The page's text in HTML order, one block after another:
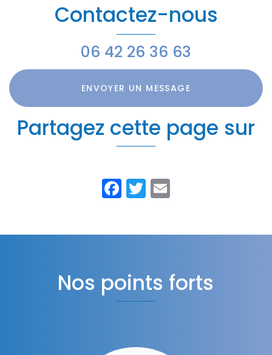
Contactez-nous
06 42 26 36 63
ENVOYER UN MESSAGE
Partagez cette page sur
Facebook
Twitter
Nos points forts